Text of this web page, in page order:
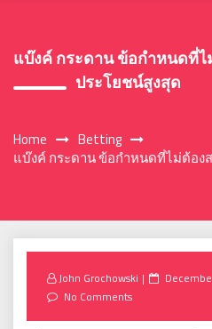
แบ๊งค์ กระดาน ข้อกำหนดที่
ประโยชน์สูงสุด
Home
Betting
แบ๊งค์ กระดาน ข้อกำหนดที่ไม่ต้อง
John Grochowski
Posted
No Comments